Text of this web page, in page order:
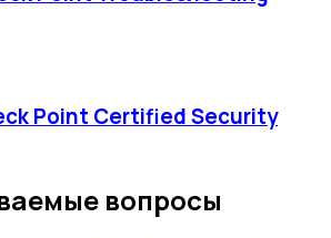
Point Certified Security
вопросы